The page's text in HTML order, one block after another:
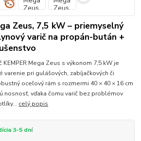
Zeus, 7,5 kW – priemyselný
varič na propán-bután +
Mega Zeus s výkonom 7,5 kW je
varenie pri gulášových, zabíjačkových či
oceľový rám s rozmermi 40 × 40 × 16 cm
nosnosť, vďaka čomu varič bez problémov
celý popis
3-5 dní